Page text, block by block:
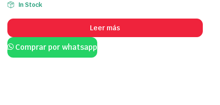
In Stock
Leer más
Comprar por whatsapp